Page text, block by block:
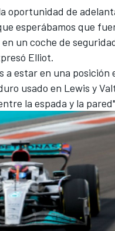
oportunidad de
esperábamos que
un coche de
Elliot.
estar en una posición
usado en Lewis y
la espada y la